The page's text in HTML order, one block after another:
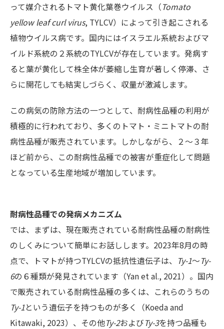
って媒介されるトマト黄化葉巻ウイルス（Tomato
yellow leaf curl virus, TYLCV）によって引き起こされる
植物ウイルス病です。国内にはイスラエル系統およびマ
イルド系統の２系統のTYLCVが存在しています。発病す
ると葉が黄化して株全体が萎縮し生育が著しく停滞、さ
らに開花しても結実しづらく、収量が激減します。
この病気の防除方法の一つとして、耐病性品種の利用が
積極的に行われており、多くのトマト・ミニトマトの耐
病性品種が販売されています。しかしながら、２〜３年
ほど前から、この耐病性品種での被害が重症化して問題
となっている生産地域が増加しています。
耐病性品種での発病メカニズム
では、まずは、現在販売されている耐病性品種の耐病性
のしくみについて簡単にお話しします。2023年8月の時
点で、トマトが持つTYLCVの抵抗性遺伝子は、
Ty-1〜Ty-
6の６種類が発見されています（Yan et al., 2021）。国内
で販売されている耐病性品種の多くは、これらのうちの
Ty-1という遺伝子を持つものが多く（Koeda and
Kitawaki, 2023）、その他Ty-2およびTy-3を持つ品種も